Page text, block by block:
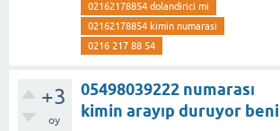
02162178854 dolandirici mi
02162178854 kimin numarasi
0216 217 88 54
+3
oy
05498039222 numarası
kimin arayıp duruyor beni